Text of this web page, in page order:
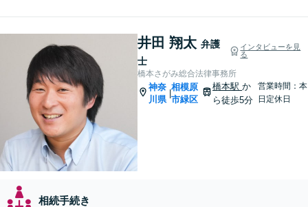
井田 翔太 弁護
士
インタビューを見
る
橋本さがみ総合法律事務所
神奈
川県
相模原
市緑区
橋本駅 か
ら徒歩5分
営業時間：本
日定休日
相続手続き